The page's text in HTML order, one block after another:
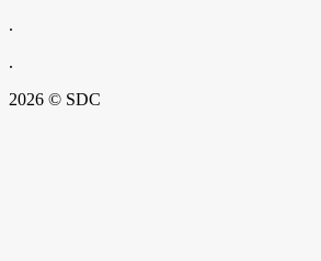
.
.
2026 © SDC